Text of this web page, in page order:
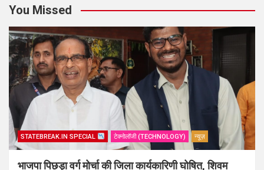
You Missed
STATEBREAK.IN SPECIAL टेक्नोलॉजी (TECHNOLOGY) न्यूज़
भाजपा पिछड़ा वर्ग मोर्चा की जिला कार्यकारिणी घोषित, शिवम